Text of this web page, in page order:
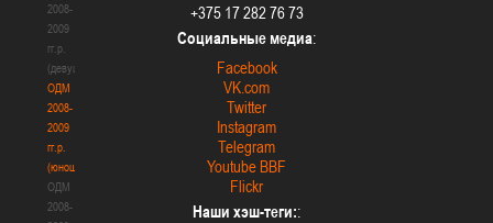
2008-
2009
гг.р.
(девушки)
ОДМ
2008-
2009
гг.р.
(юноши)
ОДМ
2008-
+375 17 282 76 73
Социальные медиа:
Facebook
VK.com
Twitter
Instagram
Telegram
Youtube BBF
Flickr
Наши хэш-теги::